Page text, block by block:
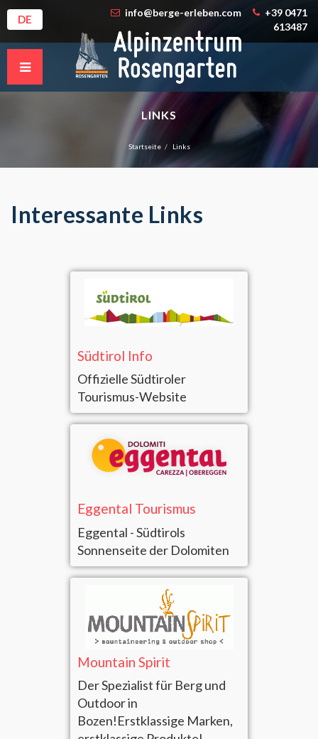
DE
info@berge-erleben.com
+39 0471
613487
LINKS
Startseite Links
Interessante Links
Südtirol Info
Offizielle Südtiroler
Tourismus-Website
Eggental Tourismus
Eggental - Südtirols
Sonnenseite der Dolomiten
Mountain Spirit
Der Spezialist für Berg und
Outdoor in
Bozen!Erstklassige Marken,